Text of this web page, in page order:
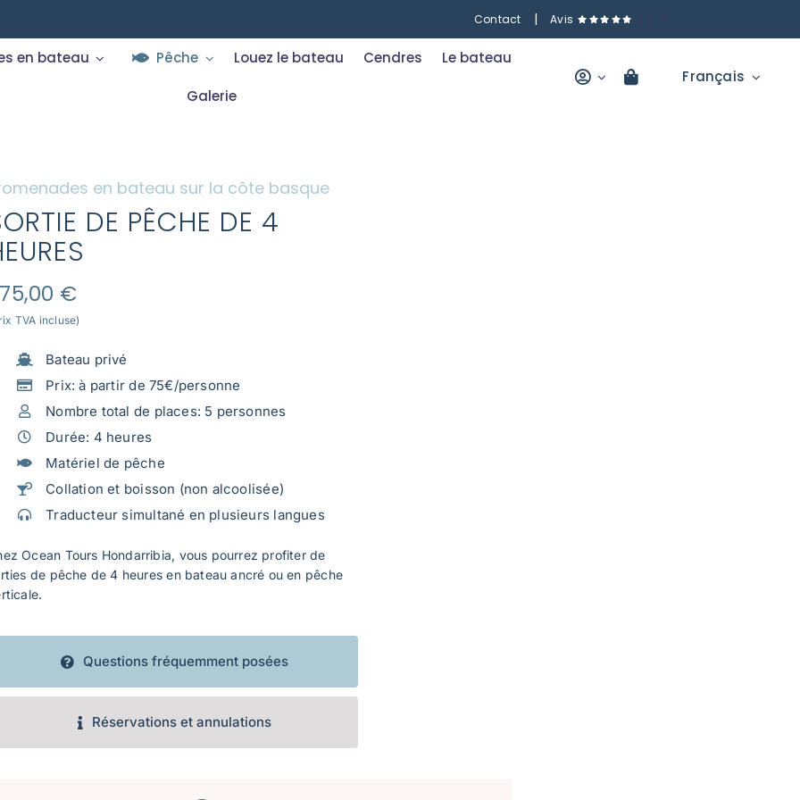
Contact | Avis
en bateau Pêche Louez le bateau Cendres Le bateau
Galerie
Français
en bateau sur la côte basque
DE PÊCHE DE 4
€
TVA incluse)
Bateau privé
Prix: à partir de 75€/personne
Nombre total de places: 5 personnes
Durée: 4 heures
Matériel de pêche
Collation et boisson (non alcoolisée)
Traducteur simultané en plusieurs langues
Ocean Tours Hondarribia, vous pourrez profiter de
de pêche de 4 heures en bateau ancré ou en pêche
Questions fréquemment posées
Réservations et annulations